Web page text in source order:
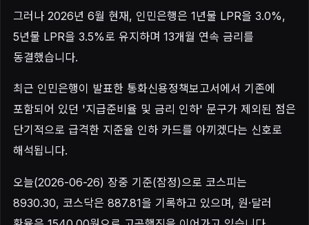
그러나 2026년 6월 현재, 인민은행은 1년물 LPR을 3.0%,
5년물 LPR을 3.5%로 유지하며 13개월 연속 금리를
동결했습니다.
최근 인민은행이 발표한 통화신용정책보고서에서 기존에
포함되어 있던 '지급준비율 및 금리 인하' 문구가 제외된 점은
단기적으로 급격한 지준율 인하 카드를 아끼겠다는 신호로
해석됩니다.
오늘(2026-06-26) 장중 기준(잠정)으로 코스피는
8930.30, 코스닥은 887.81을 기록하고 있으며, 원·달러